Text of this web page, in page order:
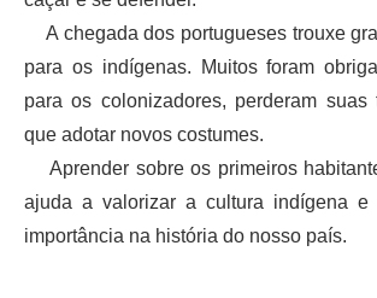
A chegada dos portugueses trouxe
para os indígenas. Muitos foram
para os colonizadores, perderam suas
que adotar novos costumes.
Aprender sobre os primeiros
ajuda a valorizar a cultura indígena e
importância na história do nosso país.